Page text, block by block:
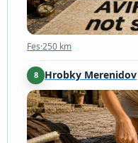
Fes·250 km
8 Hrobky Merenidov
Fés·250 km